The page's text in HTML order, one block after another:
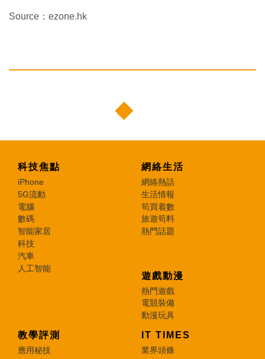
Source：ezone.hk
科技焦點
iPhone
5G流動
電腦
數碼
智能家居
科技
汽車
人工智能
網絡生活
網絡熱話
生活情報
筍買着數
旅遊筍料
熱門話題
遊戲動漫
熱門遊戲
電競裝備
動漫玩具
教學評測
應用秘技
IT TIMES
業界頭條